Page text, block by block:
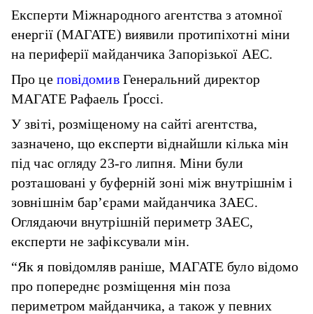
Експерти Міжнародного агентства з атомної
енергії (МАГАТЕ) виявили протипіхотні міни
на периферії майданчика Запорізької АЕС.
Про це повідомивГенеральний директор
МАГАТЕ Рафаель Ґроссі.
У звіті, розміщеному на сайті агентства,
зазначено, що експерти віднайшли кілька мін
під час огляду 23-го липня. Міни були
розташовані у буферній зоні між внутрішнім і
зовнішнім бар’єрами майданчика ЗАЕС.
Оглядаючи внутрішній периметр ЗАЕС,
експерти не зафіксували мін.
“Як я повідомляв раніше, МАГАТЕ було відомо
про попереднє розміщення мін поза
периметром майданчика, а також у певних